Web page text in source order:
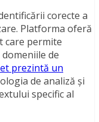
corecte a
Platforma oferă
care permite
de
prezintă un
de analiză și
specific al